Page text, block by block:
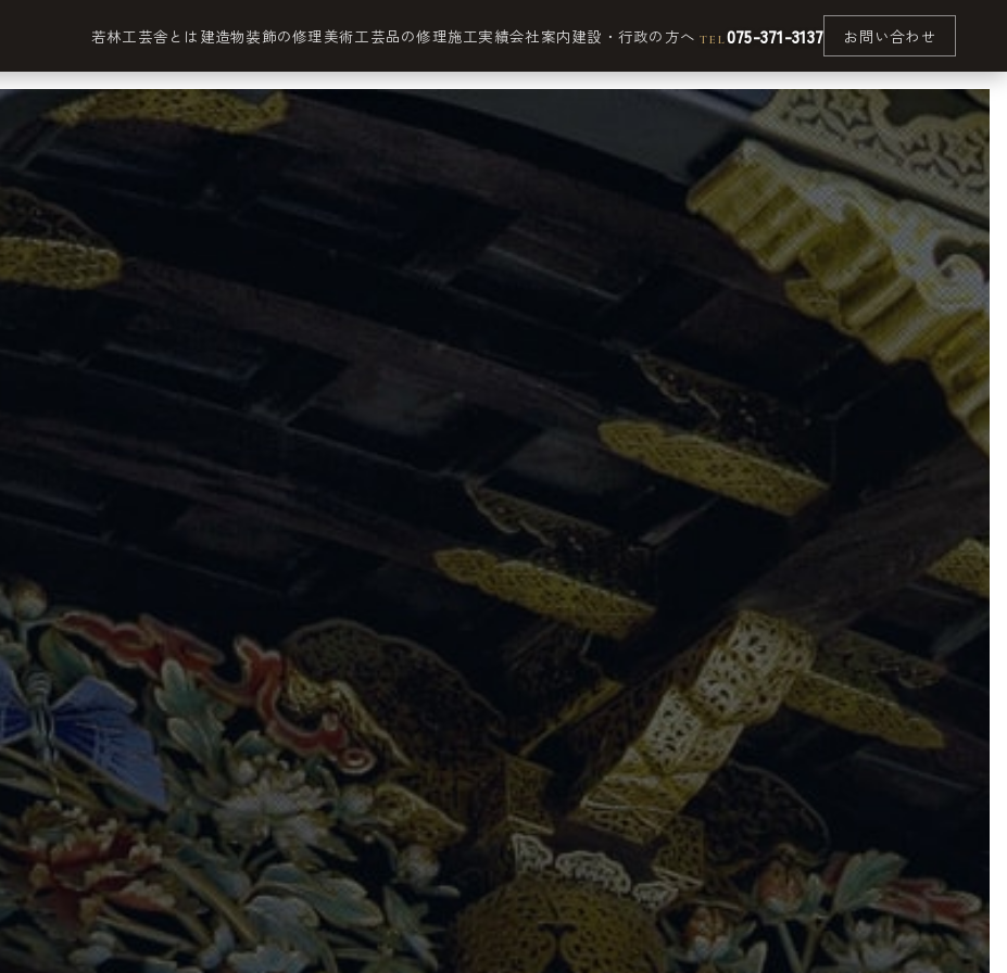
若林工芸舎とは 建造物装飾の修理美術工芸品の修理施工実績会社案内建設・行政の方へ TEL075-371-3137 お問い合わせ